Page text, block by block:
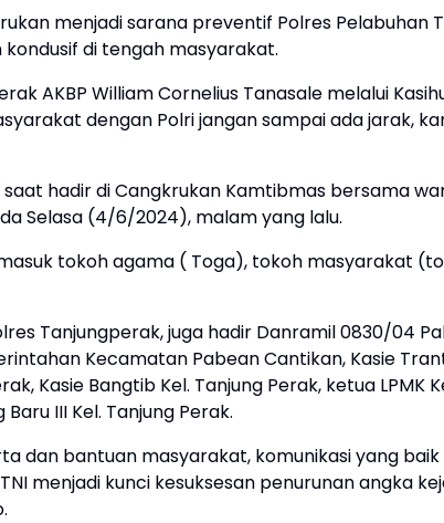
menjadi sarana preventif Polres Pelabuhan
di tengah masyarakat.
AKBP William Cornelius Tanasale melalui
dengan Polri jangan sampai ada jarak,
saat hadir di Cangkrukan Kamtibmas bersama
Selasa (4/6/2024), malam yang lalu.
tokoh agama ( Toga), tokoh masyarakat
Tanjungperak, juga hadir Danramil 0830/04
Kecamatan Pabean Cantikan, Kasie
Kasie Bangtib Kel. Tanjung Perak, ketua LPMK
III Kel. Tanjung Perak.
dan bantuan masyarakat, komunikasi yang
menjadi kunci kesuksesan penurunan angka